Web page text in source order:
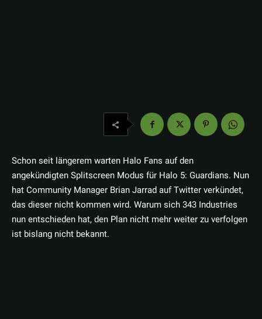
Schon seit längerem warten Halo Fans auf den
angekündigten Splitscreen Modus für Halo 5: Guardians. Nun
hat Community Manager Brian Jarrad auf Twitter verkündet,
das dieser nicht kommen wird. Warum sich 343 Industries
nun entschieden hat, den Plan nicht mehr weiter zu verfolgen
ist bislang nicht bekannt.